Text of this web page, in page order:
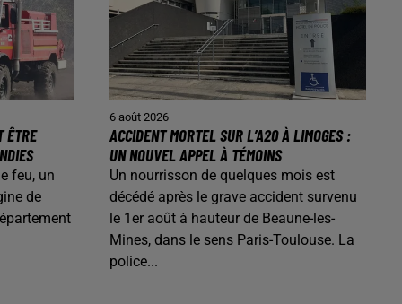
ÊTRE
feu, un
de
6 août 2026
ACCIDENT MORTEL SUR L’A20 À LIMOGES :
UN NOUVEL APPEL À TÉMOINS
Un nourrisson de quelques mois est
décédé après le grave accident survenu
le 1er août à hauteur de Beaune-les-
Mines, dans le sens Paris-Toulouse. La
police...